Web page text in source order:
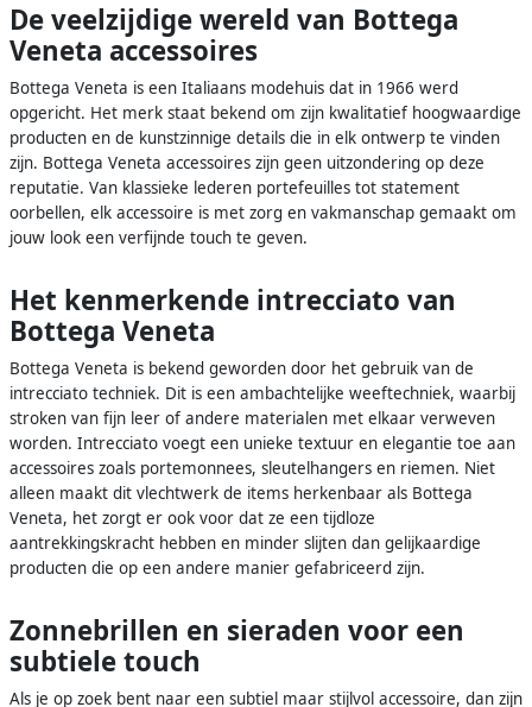
De veelzijdige wereld van Bottega
Veneta accessoires
Bottega Veneta is een Italiaans modehuis dat in 1966 werd
opgericht. Het merk staat bekend om zijn kwalitatief hoogwaardige
producten en de kunstzinnige details die in elk ontwerp te vinden
zijn. Bottega Veneta accessoires zijn geen uitzondering op deze
reputatie. Van klassieke lederen portefeuilles tot statement
oorbellen, elk accessoire is met zorg en vakmanschap gemaakt om
jouw look een verfijnde touch te geven.
Het kenmerkende intrecciato van
Bottega Veneta
Bottega Veneta is bekend geworden door het gebruik van de
intrecciato techniek. Dit is een ambachtelijke weeftechniek, waarbij
stroken van fijn leer of andere materialen met elkaar verweven
worden. Intrecciato voegt een unieke textuur en elegantie toe aan
accessoires zoals portemonnees, sleutelhangers en riemen. Niet
alleen maakt dit vlechtwerk de items herkenbaar als Bottega
Veneta, het zorgt er ook voor dat ze een tijdloze
aantrekkingskracht hebben en minder slijten dan gelijkaardige
producten die op een andere manier gefabriceerd zijn.
Zonnebrillen en sieraden voor een
subtiele touch
Als je op zoek bent naar een subtiel maar stijlvol accessoire, dan zijn